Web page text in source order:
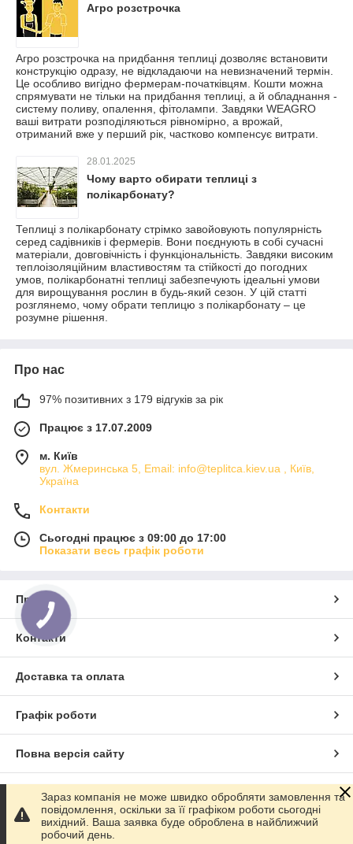
Агро розстрочка
Агро розстрочка на придбання теплиці дозволяє встановити
конструкцію одразу, не відкладаючи на невизначений термін.
Це особливо вигідно фермерам-початківцям. Кошти можна
спрямувати не тільки на придбання теплиці, а й обладнання -
систему поливу, опалення, фітолампи. Завдяки WEAGRO
ваші витрати розподіляються рівномірно, а врожай,
отриманий вже у перший рік, частково компенсує витрати.
28.01.2025
Чому варто обирати теплиці з
полікарбонату?
Теплиці з полікарбонату стрімко завойовують популярність
серед садівників і фермерів. Вони поєднують в собі сучасні
матеріали, довговічність і функціональність. Завдяки високим
теплоізоляційним властивостям та стійкості до погодних
умов, полікарбонатні теплиці забезпечують ідеальні умови
для вирощування рослин в будь-який сезон. У цій статті
розглянемо, чому обрати теплицю з полікарбонату – це
розумне рішення.
Про нас
97% позитивних з 179 відгуків за рік
Працює з 17.07.2009
м. Київ
вул. Жмеринська 5, Email: info@teplitca.kiev.ua , Київ,
Україна
Контакти
Сьогодні працює з 09:00 до 17:00
Показати весь графік роботи
Про нас
Контакти
Доставка та оплата
Графік роботи
Повна версія сайту
Сайт створено на маркетплейсі Prom.ua
Політика конфіденційності
Зараз компанія не може швидко обробляти замовлення та
повідомлення, оскільки за її графіком роботи сьогодні
вихідний. Ваша заявка буде оброблена в найближчий
робочий день.